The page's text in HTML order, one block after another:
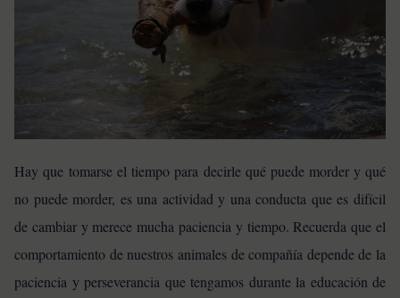
Hay que tomarse el tiempo para decirle qué puede morder y qué
no puede morder, es una actividad y una conducta que es difícil
de cambiar y merece mucha paciencia y tiempo. Recuerda que el
comportamiento de nuestros animales de compañía depende de la
paciencia y perseverancia que tengamos durante la educación de